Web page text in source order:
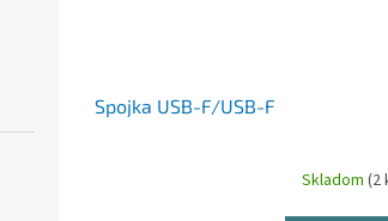
Spojka USB-F/USB-F
Skladom (2